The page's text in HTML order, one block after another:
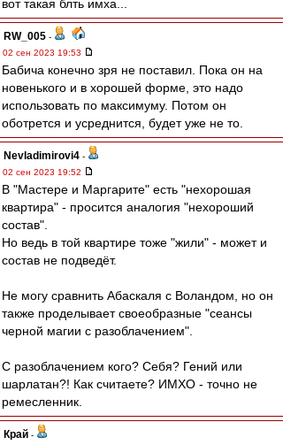
вот такая блть имха...
RW_005 -
02 сен 2023 19:53
Бабича конечно зря не поставил. Пока он на
новенького и в хорошей форме, это надо
использовать по максимуму. Потом он
оботрется и усреднится, будет уже не то.
Nevladimirovi4 -
02 сен 2023 19:52
В "Мастере и Маргарите" есть "нехорошая
квартира" - просится аналогия "нехороший
состав".
Но ведь в той квартире тоже "жили" - может и
состав не подведёт.
Не могу сравнить Абаскаля с Воландом, но он
также проделывает своеобразные "сеансы
черной магии с разоблачением".
С разоблачением кого? Себя? Гений или
шарлатан?! Как считаете? ИМХО - точно не
ремесленник.
Край -